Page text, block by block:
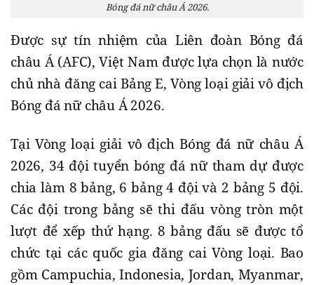
Bóng đá nữ châu Á 2026.
Được sự tín nhiệm của Liên đoàn Bóng đá
châu Á (AFC), Việt Nam được lựa chọn là nước
chủ nhà đăng cai Bảng E, Vòng loại giải vô địch
Bóng đá nữ châu Á 2026.
Tại Vòng loại giải vô địch Bóng đá nữ châu Á
2026, 34 đội tuyển bóng đá nữ tham dự được
chia làm 8 bảng, 6 bảng 4 đội và 2 bảng 5 đội.
Các đội trong bảng sẽ thi đấu vòng tròn một
lượt để xếp thứ hạng. 8 bảng đấu sẽ được tổ
chức tại các quốc gia đăng cai Vòng loại. Bao
gồm Campuchia, Indonesia, Jordan, Myanmar,